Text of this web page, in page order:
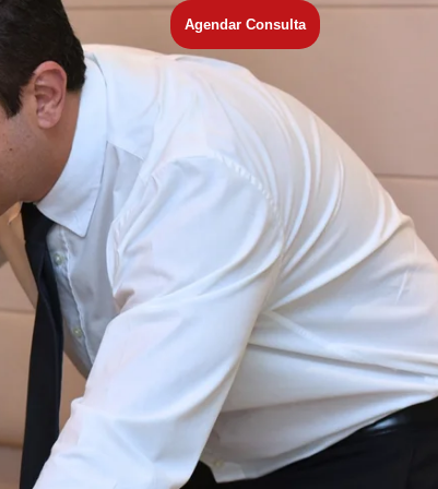
Agendar Consulta